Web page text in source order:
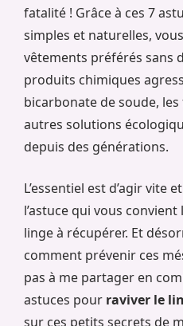
fatalité ! Grâce à ces 7
simples et naturelles,
vêtements préférés sans
produits chimiques
bicarbonate de soude,
autres solutions
depuis des générations.
L’essentiel est d’agir vite
l’astuce qui vous
linge à récupérer. Et
comment prévenir ces
pas à me partager en
astuces pour raviver le
sur ces petits secrets de